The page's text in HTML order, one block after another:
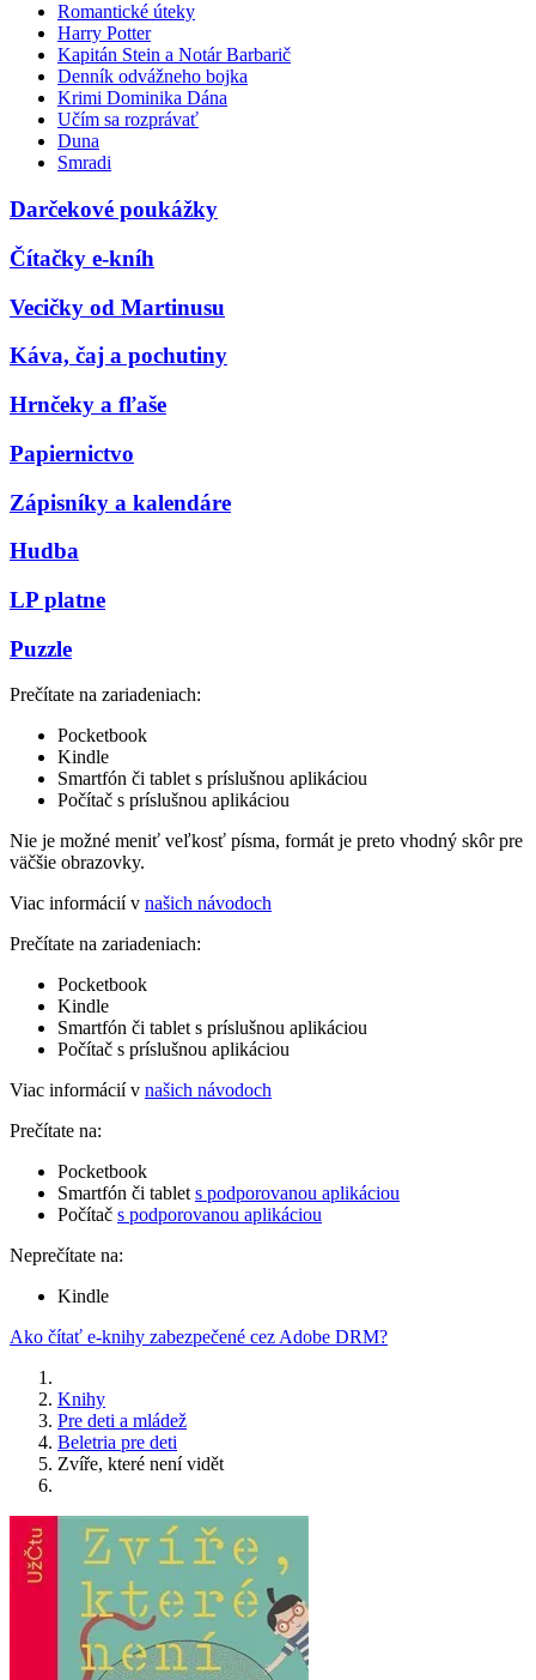
Romantické úteky
Harry Potter
Kapitán Stein a Notár Barbarič
Denník odvážneho bojka
Krimi Dominika Dána
Učím sa rozprávať
Duna
Smradi
Darčekové poukážky
Čítačky e-kníh
Vecičky od Martinusu
Káva, čaj a pochutiny
Hrnčeky a fľaše
Papiernictvo
Zápisníky a kalendáre
Hudba
LP platne
Puzzle
Prečítate na zariadeniach:
Pocketbook
Kindle
Smartfón či tablet s príslušnou aplikáciou
Počítač s príslušnou aplikáciou
Nie je možné meniť veľkosť písma, formát je preto vhodný skôr pre
väčšie obrazovky.
Viac informácií v našich návodoch
Prečítate na zariadeniach:
Pocketbook
Kindle
Smartfón či tablet s príslušnou aplikáciou
Počítač s príslušnou aplikáciou
Viac informácií v našich návodoch
Prečítate na:
Pocketbook
Smartfón či tablet s podporovanou aplikáciou
Počítač s podporovanou aplikáciou
Neprečítate na:
Kindle
Ako čítať e-knihy zabezpečené cez Adobe DRM?
Knihy
Pre deti a mládež
Beletria pre deti
Zvíře, které není vidět